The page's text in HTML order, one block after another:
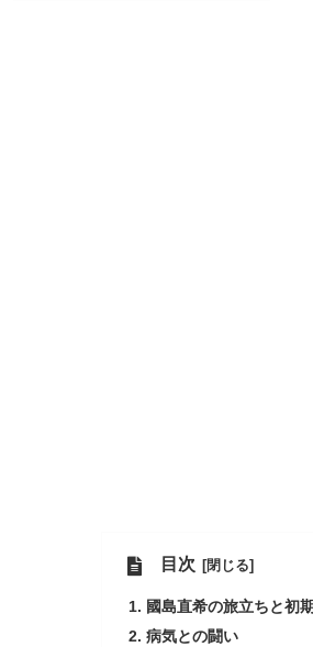
目次
國島直希の旅立ちと初
病気との闘い